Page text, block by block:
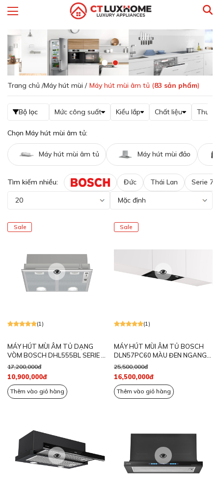
Trang chủ /Máy hút mùi / Máy hút mùi âm tủ (83 sản phẩm)
Bộ lọc Mức công suất Kiểu lắp Chất liệu
Chọn Máy hút mùi âm tủ:
Máy hút mùi âm tủ Máy hút mùi đảo
Tìm kiếm nhiều: Đức Thái Lan Serie 7
Sale
(1)
MÁY HÚT MÙI ÂM TỦ DẠNG
VÒM BOSCH DHL555BL SERIE 4
NGANG 53CM
17,200,000đ
10,900,000đ
Thêm vào giỏ hàng
Sale
(1)
MÁY HÚT MÙI ÂM TỦ BOSCH
DLN57PC60 MÀU ĐEN NGANG
60CM
25,500,000đ
16,500,000đ
Thêm vào giỏ hàng